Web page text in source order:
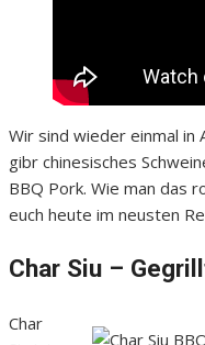
Wir sind wieder einmal in
gibr chinesisches
BBQ Pork. Wie man das
euch heute im neusten
Char Siu –
Char